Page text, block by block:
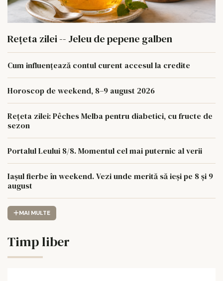
Rețeta zilei -- Jeleu de pepene galben
Cum influențează contul curent accesul la credite
Horoscop de weekend, 8–9 august 2026
Rețeta zilei: Pêches Melba pentru diabetici, cu fructe de
sezon
Portalul Leului 8/8. Momentul cel mai puternic al verii
Iașul fierbe în weekend. Vezi unde merită să ieși pe 8 și 9
august
MAI MULTE
Timp liber